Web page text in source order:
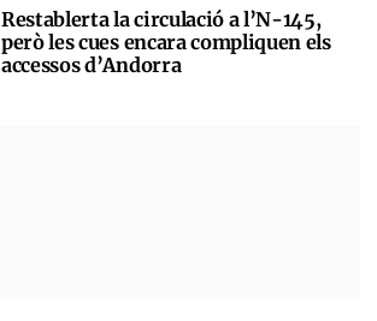
Restablerta la circulació a l’N-145,
però les cues encara compliquen els
accessos d’Andorra